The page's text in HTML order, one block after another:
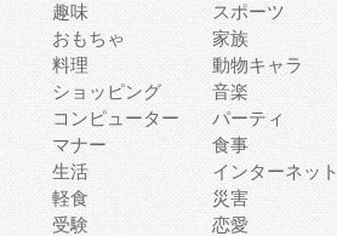
趣味
スポーツ
おもちゃ
家族
料理
動物キャラ
ショッピング
音楽
コンピューター
パーティ
マナー
食事
生活
インターネット
軽食
災害
受験
恋愛